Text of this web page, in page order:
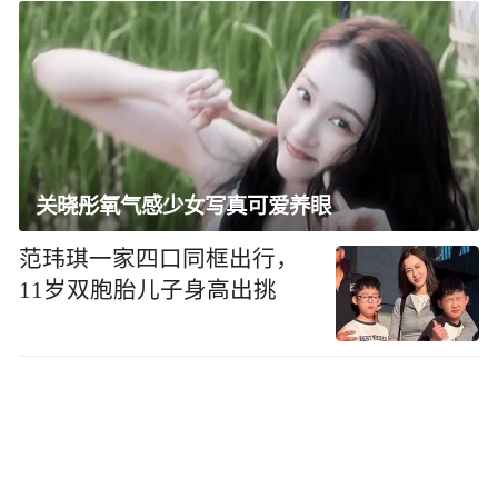
关晓彤氧气感少女写真可爱养眼
范玮琪一家四口同框出行，
11岁双胞胎儿子身高出挑